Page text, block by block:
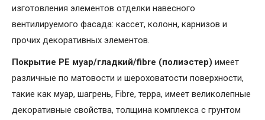
изготовления элементов отделки навесного
вентилируемого фасада: кассет, колонн, карнизов и
прочих декоративных элементов.
Покрытие PE муар/гладкий/fibre (полиэстер) имеет
различные по матовости и шероховатости поверхности,
такие как муар, шагрень, Fibrе, терра, имеет великолепные
декоративные свойства, толщина комплекса с грунтом